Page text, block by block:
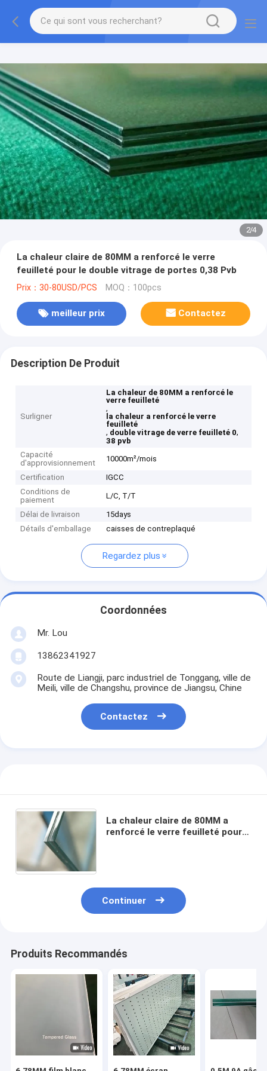
2/4
La chaleur claire de 80MM a renforcé le verre
feuilleté pour le double vitrage de portes 0,38 Pvb
Prix：30-80USD/PCS MOQ：100pcs
meilleur prix Contactez
Description De Produit
Surligner
La chaleur de 80MM a renforcé le
verre feuilleté
,
la chaleur a renforcé le verre
feuilleté
, double vitrage de verre feuilleté 0,
38 pvb
Capacité
d'approvisionnement
10000m²/mois
Certification
IGCC
Conditions de
paiement
L/C, T/T
Délai de livraison
15days
Détails d'emballage
caisses de contreplaqué
Regardez plus
Coordonnées
Mr. Lou
13862341927
Route de Liangji, parc industriel de Tonggang, ville de
Meili, ville de Changshu, province de Jiangsu, Chine
Contactez
La chaleur claire de 80MM a
renforcé le verre feuilleté pour
Continuer
Produits Recommandés